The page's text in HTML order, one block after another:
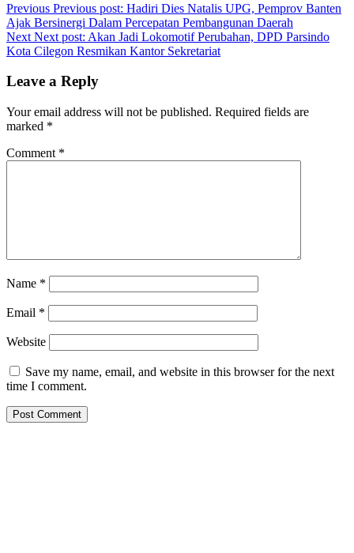
Previous Previous post: Hadiri Dies Natalis UPG, Pemprov Banten
Ajak Bersinergi Dalam Percepatan Pembangunan Daerah
Next Next post: Akan Jadi Lokomotif Perubahan, DPD Parsindo
Kota Cilegon Resmikan Kantor Sekretariat
Leave a Reply
Your email address will not be published. Required fields are
marked *
Comment *
Name *
Email *
Website
Save my name, email, and website in this browser for the next
time I comment.